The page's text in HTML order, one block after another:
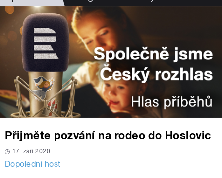
Přijměte pozvání na rodeo do Hoslovic
17. září 2020
Dopolední host